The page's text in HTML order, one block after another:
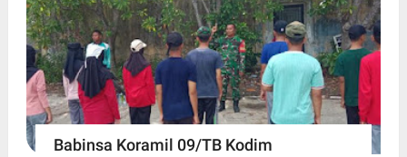
Babinsa Koramil 09/TB Kodim